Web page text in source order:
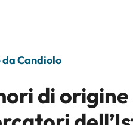
Candiolo
di